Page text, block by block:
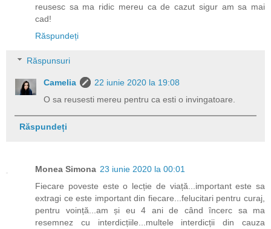
reusesc sa ma ridic mereu ca de cazut sigur am sa mai
cad!
Răspundeți
Răspunsuri
Camelia
22 iunie 2020 la 19:08
O sa reusesti mereu pentru ca esti o invingatoare.
Răspundeți
Monea Simona 23 iunie 2020 la 00:01
Fiecare poveste este o lecție de viață...important este sa
extragi ce este important din fiecare...felucitari pentru curaj,
pentru voință...am și eu 4 ani de când încerc sa ma
resemnez cu interdicțiile...multele interdicții din cauza